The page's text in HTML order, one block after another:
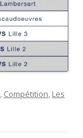
, Compétition, Les